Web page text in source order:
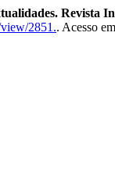
Revista
2851.. Acesso